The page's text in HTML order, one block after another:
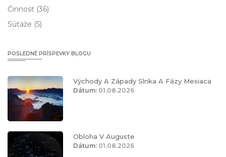
Činnosť (36)
Súťaže (5)
POSLEDNÉ PRÍSPEVKY BLOGU
Východy A Západy Slnka A Fázy Mesiaca
Dátum: 01.08.2026
Obloha V Auguste
Dátum: 01.08.2026